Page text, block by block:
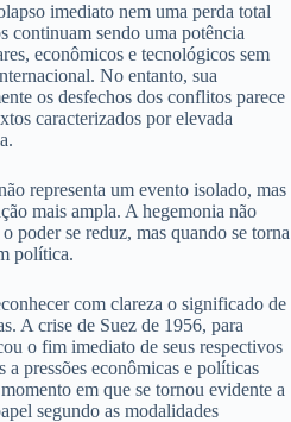
imediato nem uma perda total
continuam sendo uma potência
econômicos e tecnológicos sem
No entanto, sua
os desfechos dos conflitos parece
caracterizados por elevada
representa um evento isolado, mas
mais ampla. A hegemonia não
poder se reduz, mas quando se torna
política.
com clareza o significado de
A crise de Suez de 1956, para
o fim imediato de seus respectivos
pressões econômicas e políticas
em que se tornou evidente a
segundo as modalidades